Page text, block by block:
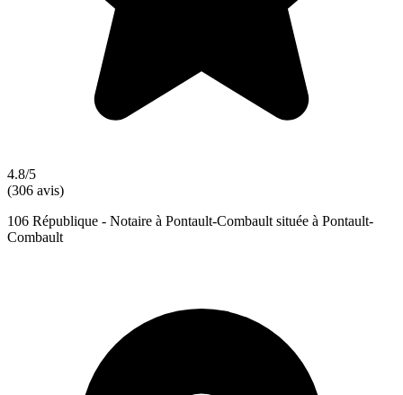
4.8/5
(306 avis)
106 République - Notaire à Pontault-Combault située à Pontault-
Combault